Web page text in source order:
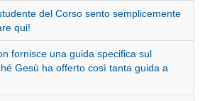
del Corso sento semplicemente
qui!
fornisce una guida specifica sul
Gesù ha offerto così tanta guida a